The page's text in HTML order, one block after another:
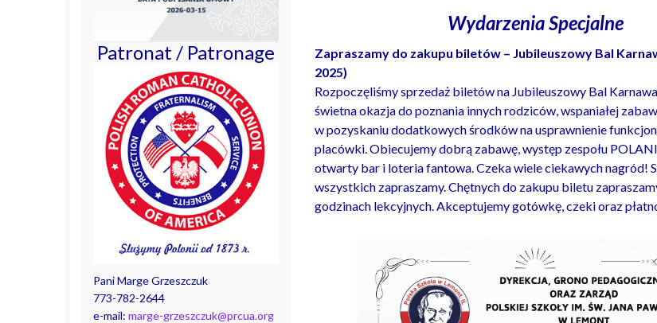
Wydarzenia Specjalne
Zapraszamy do zakupu biletów – Jubileuszowy Bal
2025)
Rozpoczęliśmy sprzedaż biletów na Jubileuszowy Bal
świetna okazja do poznania innych rodziców, wspaniałej
w pozyskaniu dodatkowych środków na usprawnienie
placówki. Obiecujemy dobrą zabawę, występ zespołu
otwarty bar i loteria fantowa. Czeka wiele ciekawych nagród!
wszystkich zapraszamy. Chętnych do zakupu biletu
godzinach lekcyjnych. Akceptujemy gotówkę, czeki oraz
Patronat / Patronage
Pani Marge Grzeszczuk
773-782-2644
e-mail: marge-grzeszczuk@prcua.org